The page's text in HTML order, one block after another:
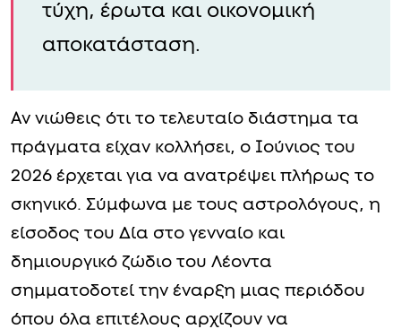
τύχη, έρωτα και οικονομική
αποκατάσταση.
Αν νιώθεις ότι το τελευταίο διάστημα τα
πράγματα είχαν κολλήσει, ο Ιούνιος του
2026 έρχεται για να ανατρέψει πλήρως το
σκηνικό. Σύμφωνα με τους αστρολόγους, η
είσοδος του Δία στο γενναίο και
δημιουργικό ζώδιο του Λέοντα
σημματοδοτεί την έναρξη μιας περιόδου
όπου όλα επιτέλους αρχίζουν να